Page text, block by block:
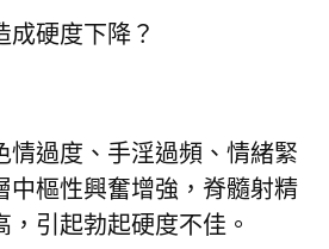
硬度下降？
情過度、手淫過頻、情緒緊
中樞性興奮增強，脊髓射精
引起勃起硬度不佳。